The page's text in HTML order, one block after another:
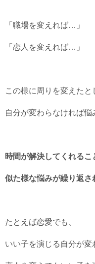
「職場を変えれば…」
「恋人を変えれば…」
この様に周りを変えたと
自分が変わらなければ悩
時間が解決してくれるこ
似た様な悩みが繰り返さ
たとえば恋愛でも、
いい子を演じる自分が変